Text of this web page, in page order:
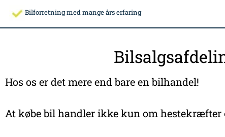
Bilforretning med mange års erfaring
Hos os er det mere end bare en bilhandel!
At købe bil handler ikke kun om